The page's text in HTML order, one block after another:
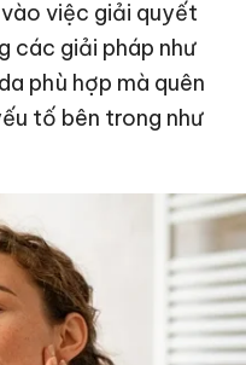
việc giải quyết
các giải pháp như
phù hợp mà quên
tố bên trong như